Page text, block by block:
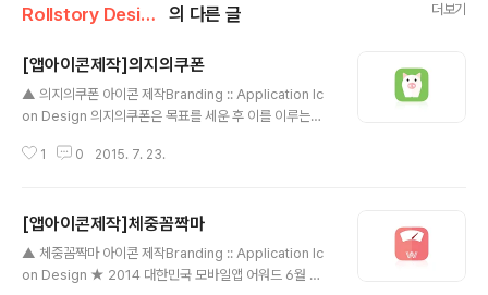
Rollstory Design/7月 - July 의 다른 글 더보기
[앱아이콘제작]의지의쿠폰
▲ 의지의쿠폰 아이콘 제작Branding :: Application Ic
on Design 의지의쿠폰은 목표를 세운 후 이를 이루는데
목표를 향해 걸어가는 것은 힘든 일입니다.이 어플은 목표
어도 되는 선물을 입력받아 표시 해줍니다. [ 주요 기능 ]-
수치 달성 적립 쿠폰 - 횟수 달성 적립 쿠폰 - 목표 달성 시
자신에게 줄 보상 입력 기능 - 메모 기능 - 알람 기능 - 완
1 0 2015. 7. 23.
[앱아이콘제작]체중꼼짝마
▲ 체중꼼짝마 아이콘 제작Branding :: Application Ic
on Design ★ 2014 대한민국 모바일앱 어워드 6월 으